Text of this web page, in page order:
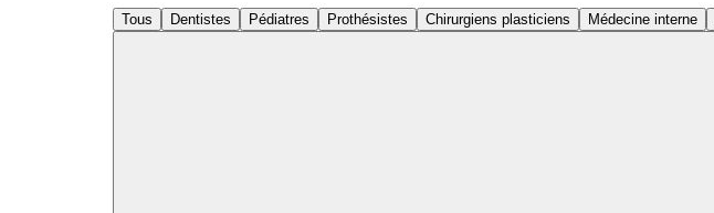
Tous Dentistes Pédiatres Prothésistes Chirurgiens plasticiens Médecine interne